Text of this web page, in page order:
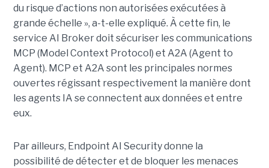
du risque d’actions non autorisées exécutées à
grande échelle », a-t-elle expliqué. À cette fin, le
service AI Broker doit sécuriser les communications
MCP (Model Context Protocol) et A2A (Agent to
Agent). MCP et A2A sont les principales normes
ouvertes régissant respectivement la manière dont
les agents IA se connectent aux données et entre
eux.
Par ailleurs, Endpoint AI Security donne la
possibilité de détecter et de bloquer les menaces